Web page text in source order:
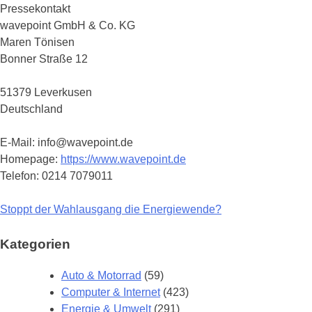
Pressekontakt
wavepoint GmbH & Co. KG
Maren Tönisen
Bonner Straße 12
51379 Leverkusen
Deutschland
E-Mail: info@wavepoint.de
Homepage: https://www.wavepoint.de
Telefon: 0214 7079011
Stoppt der Wahlausgang die Energiewende?
Kategorien
Auto & Motorrad (59)
Computer & Internet(423)
Energie & Umwelt(291)